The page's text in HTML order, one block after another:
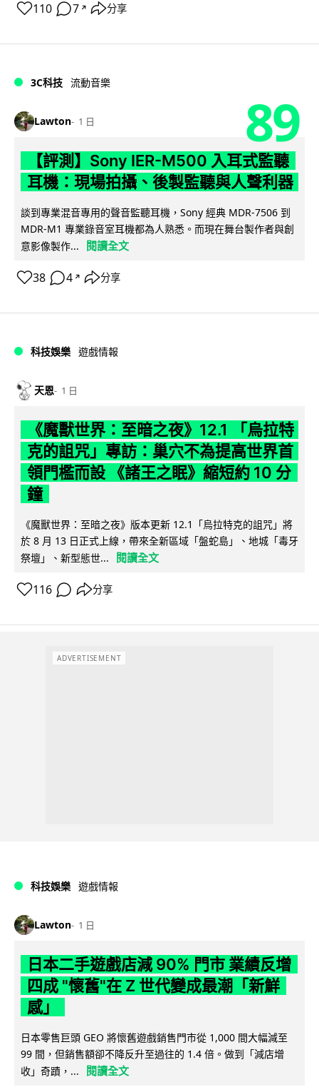
110 7 ↗ 分享
3C科技 流動音樂
Lawton 1 日 89
【評測】Sony IER-M500 入耳式監聽
耳機：現場拍攝、後製監聽與人聲利器
談到專業混音專用的聲音監聽耳機，Sony 經典 MDR-7506 到
MDR-M1 專業錄音室耳機都為人熟悉。而現在舞台製作者與創
意影像製作...
閱讀全文
38 4 ↗ 分享
科技娛樂 遊戲情報
天恩 1 日
《魔獸世界：至暗之夜》12.1 「烏拉特
克的詛咒」專訪：巢穴不為提高世界首
領門檻而設 《諸王之眠》縮短約 10 分
鐘
《魔獸世界：至暗之夜》版本更新 12.1「烏拉特克的詛咒」將
於 8 月 13 日正式上線，帶來全新區域「盤蛇島」、地城「毒牙
祭壇」、新型態世...
閱讀全文
116 分享
ADVERTISEMENT
科技娛樂 遊戲情報
Lawton 1 日
日本二手遊戲店減 90% 門市 業績反增
四成 "懷舊"在 Z 世代變成最潮「新鮮
感」
日本零售巨頭 GEO 將懷舊遊戲銷售門市從 1,000 間大幅減至
99 間，但銷售額卻不降反升至過往的 1.4 倍。做到「減店增
收」奇蹟，...
閱讀全文